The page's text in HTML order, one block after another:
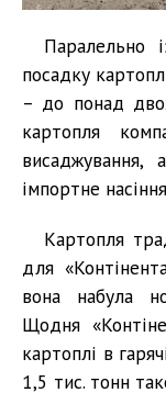
Паралельно
посадку
– до понад
картопля
висаджування,
імпортне
Картопля
для
вона набула
Щодня
картоплі в
1,5 тис. тонн